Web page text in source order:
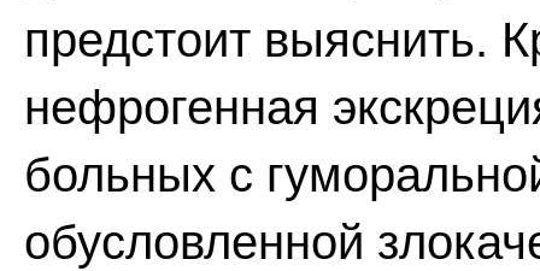
предстоит выяснить.
нефрогенная
больных с
обусловленной